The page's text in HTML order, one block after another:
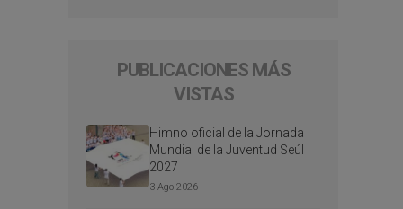
PUBLICACIONES MÁS
VISTAS
Himno oficial de la Jornada
Mundial de la Juventud Seúl
2027
3 Ago 2026